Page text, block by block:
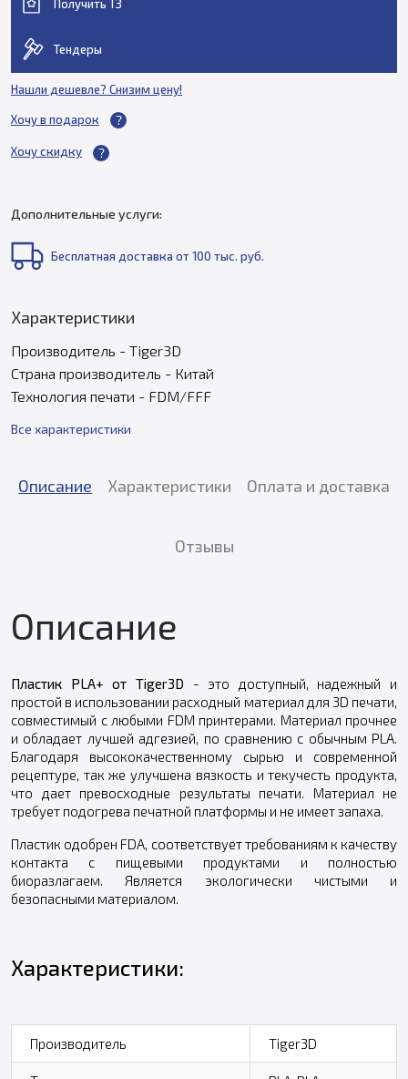
Получить ТЗ
Тендеры
Нашли дешевле? Снизим цену!
Хочу в подарок
Хочу скидку
Дополнительные услуги:
Бесплатная доставка от 100 тыс. руб.
Характеристики
Производитель - Tiger3D
Страна производитель - Китай
Технология печати - FDM/FFF
Все характеристики
Описание Характеристики Оплата и доставка
Отзывы
Описание
Пластик PLA+ от Tiger3D - это доступный, надежный и
простой в использовании расходный материал для 3D печати,
совместимый с любыми FDM принтерами. Материал прочнее
и обладает лучшей адгезией, по сравнению с обычным PLA.
Благодаря высококачественному сырью и современной
рецептуре, так же улучшена вязкость и текучесть продукта,
что дает превосходные результаты печати. Материал не
требует подогрева печатной платформы и не имеет запаха.
Пластик одобрен FDA, соответствует требованиям к качеству
контакта с пищевыми продуктами и полностью
биоразлагаем. Является экологически чистыми и
безопасными материалом.
Характеристики:
Производитель Tiger3D